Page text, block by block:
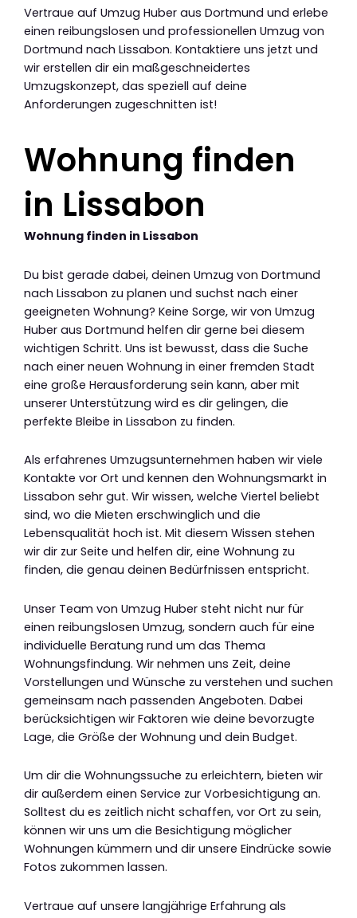
Vertraue auf Umzug Huber aus Dortmund und erlebe
einen reibungslosen und professionellen Umzug von
Dortmund nach Lissabon. Kontaktiere uns jetzt und
wir erstellen dir ein maßgeschneidertes
Umzugskonzept, das speziell auf deine
Anforderungen zugeschnitten ist!
Wohnung finden
in Lissabon
Wohnung finden in Lissabon
Du bist gerade dabei, deinen Umzug von Dortmund
nach Lissabon zu planen und suchst nach einer
geeigneten Wohnung? Keine Sorge, wir von Umzug
Huber aus Dortmund helfen dir gerne bei diesem
wichtigen Schritt. Uns ist bewusst, dass die Suche
nach einer neuen Wohnung in einer fremden Stadt
eine große Herausforderung sein kann, aber mit
unserer Unterstützung wird es dir gelingen, die
perfekte Bleibe in Lissabon zu finden.
Als erfahrenes Umzugsunternehmen haben wir viele
Kontakte vor Ort und kennen den Wohnungsmarkt in
Lissabon sehr gut. Wir wissen, welche Viertel beliebt
sind, wo die Mieten erschwinglich und die
Lebensqualität hoch ist. Mit diesem Wissen stehen
wir dir zur Seite und helfen dir, eine Wohnung zu
finden, die genau deinen Bedürfnissen entspricht.
Unser Team von Umzug Huber steht nicht nur für
einen reibungslosen Umzug, sondern auch für eine
individuelle Beratung rund um das Thema
Wohnungsfindung. Wir nehmen uns Zeit, deine
Vorstellungen und Wünsche zu verstehen und suchen
gemeinsam nach passenden Angeboten. Dabei
berücksichtigen wir Faktoren wie deine bevorzugte
Lage, die Größe der Wohnung und dein Budget.
Um dir die Wohnungssuche zu erleichtern, bieten wir
dir außerdem einen Service zur Vorbesichtigung an.
Solltest du es zeitlich nicht schaffen, vor Ort zu sein,
können wir uns um die Besichtigung möglicher
Wohnungen kümmern und dir unsere Eindrücke sowie
Fotos zukommen lassen.
Vertraue auf unsere langjährige Erfahrung als